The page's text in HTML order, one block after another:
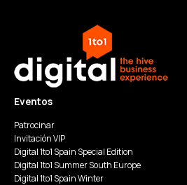
Eventos
Patrocinar
Invitación VIP
Digital 1to1 Spain Special Edition
Digital 1to1 Summer South Europe
Digital 1to1 Spain Winter